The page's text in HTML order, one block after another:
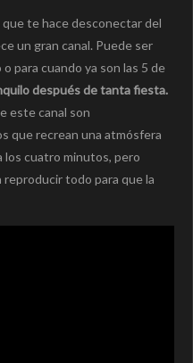
te hace desconectar del
un gran canal. Puede ser
para cuando ya son las 5 de
después de tanta fiesta.
este canal son
que recrean una atmósfera
los cuatro minutos, pero
reproducir todo para que la